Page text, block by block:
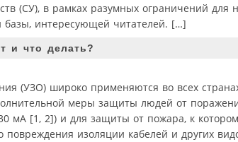
(СУ), в рамках разумных ограничений
базы, интересующей читателей. […]
и что делать?
(УЗО) широко применяются во всех
меры защиты людей от
мА [1, 2]) и для защиты от пожара, к
изоляции кабелей и других